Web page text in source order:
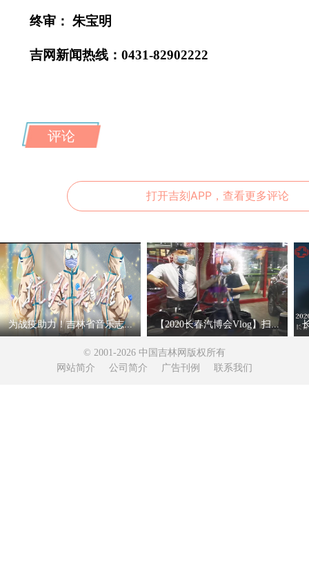
终审： 朱宝明
吉网新闻热线：0431-82902222
评论
打开吉刻APP，查看更多评论